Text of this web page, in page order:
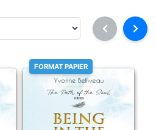
FORMAT PAPIER